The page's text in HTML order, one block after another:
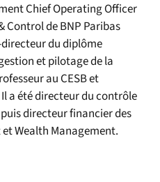
Chief Operating Officer
Control de BNP Paribas
du diplôme
et pilotage de la
au CESB et
a été directeur du contrôle
directeur financier des
Wealth Management.